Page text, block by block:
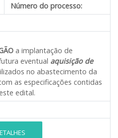
Número do processo:
a implantação de
eventual aquisição de
no abastecimento da
as especificações contidas
edital.